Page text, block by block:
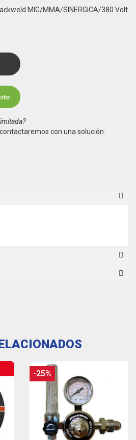
MIG/MMA/SINERGICA/380 Volt
con una solución.
-25%